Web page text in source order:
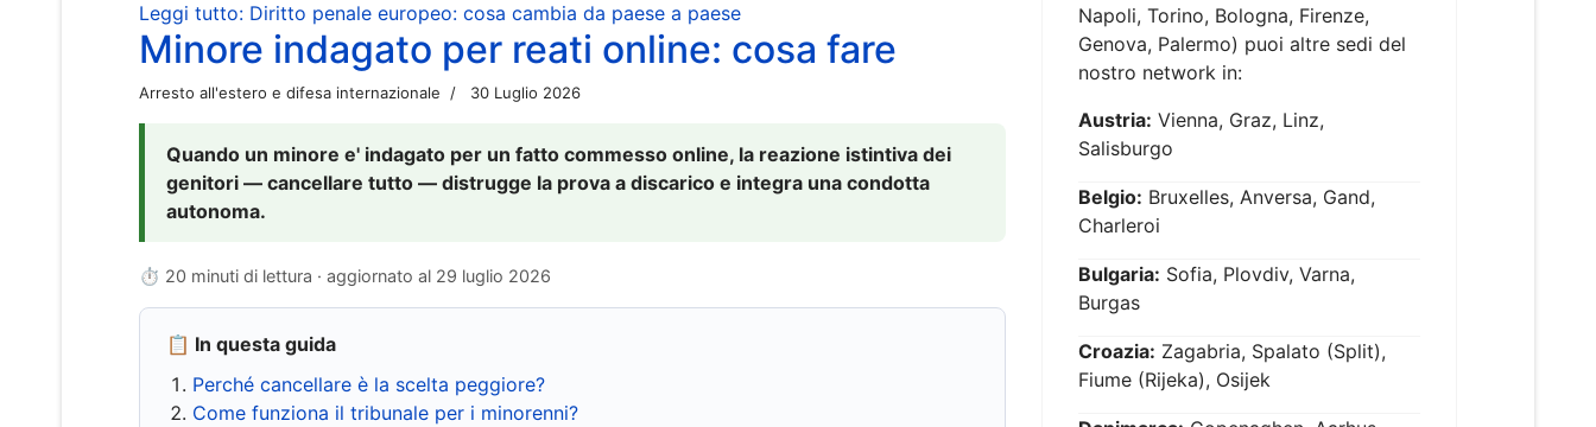
Leggi tutto: Diritto penale europeo: cosa cambia da paese a paese
Minore indagato per reati online: cosa fare
Arresto all'estero e difesa internazionale 30 Luglio 2026
Quando un minore e' indagato per un fatto commesso online, la reazione istintiva dei
genitori — cancellare tutto — distrugge la prova a discarico e integra una condotta
autonoma.
⏱ 20 minuti di lettura · aggiornato al 29 luglio 2026
📋 In questa guida
Perché cancellare è la scelta peggiore?
Come funziona il tribunale per i minorenni?
Napoli, Torino, Bologna, Firenze,
Genova, Palermo) puoi altre sedi del
nostro network in:
Austria: Vienna, Graz, Linz,
Salisburgo
Belgio: Bruxelles, Anversa, Gand,
Charleroi
Bulgaria: Sofia, Plovdiv, Varna,
Burgas
Croazia: Zagabria, Spalato (Split),
Fiume (Rijeka), Osijek